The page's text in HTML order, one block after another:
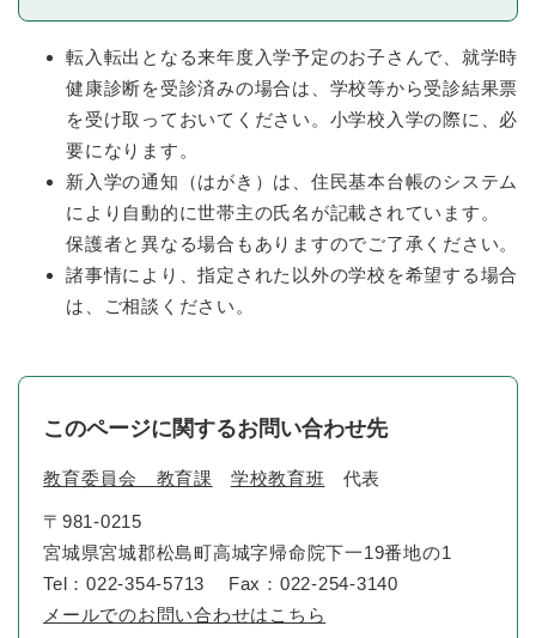
転入転出となる来年度入学予定のお子さんで、就学時
健康診断を受診済みの場合は、学校等から受診結果票
を受け取っておいてください。小学校入学の際に、必
要になります。
新入学の通知（はがき）は、住民基本台帳のシステム
により自動的に世帯主の氏名が記載されています。
保護者と異なる場合もありますのでご了承ください。
諸事情により、指定された以外の学校を希望する場合
は、ご相談ください。
このページに関するお問い合わせ先
教育委員会 教育課 学校教育班 代表
〒981-0215
宮城県宮城郡松島町高城字帰命院下一19番地の1
Tel：022-354-5713
Fax：022-254-3140
メールでのお問い合わせはこちら